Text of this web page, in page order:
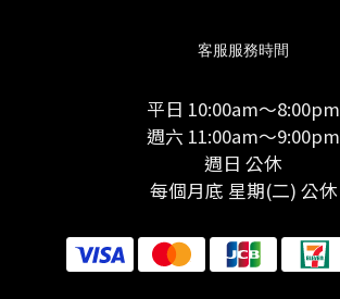
客服服務時間
平日 10:00am～8:00pm
週六 11:00am～9:00pm
週日 公休
每個月底 星期(二) 公休